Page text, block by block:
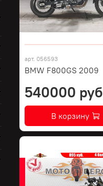
арт. 056593
BMW F800GS 2009
540000 руб
В корзину